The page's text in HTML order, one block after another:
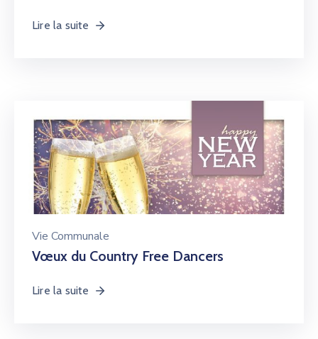
Lire la suite
Vie Communale
Vœux du Country Free Dancers
Lire la suite